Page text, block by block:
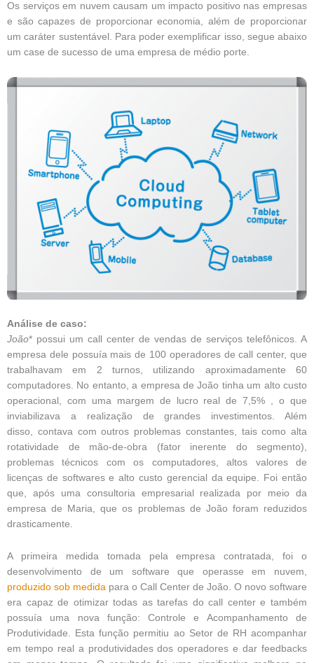
Os serviços em nuvem causam um impacto positivo nas empresas
e são capazes de proporcionar economia, além de proporcionar
um caráter sustentável. Para poder exemplificar isso, segue abaixo
um case de sucesso de uma empresa de médio porte.
Análise de caso:
João* possui um call center de vendas de serviços telefônicos. A
empresa dele possuía mais de 100 operadores de call center, que
trabalhavam em 2 turnos, utilizando aproximadamente 60
computadores. No entanto, a empresa de João tinha um alto custo
operacional, com uma margem de lucro real de 7,5% , o que
inviabilizava a realização de grandes investimentos. Além
disso, contava com outros problemas constantes, tais como alta
rotatividade de mão-de-obra (fator inerente do segmento),
problemas técnicos com os computadores, altos valores de
licenças de softwares e alto custo gerencial da equipe. Foi então
que, após uma consultoria empresarial realizada por meio da
empresa de Maria, que os problemas de João foram reduzidos
drasticamente.
A primeira medida tomada pela empresa contratada, foi o
desenvolvimento de um software que operasse em nuvem,
produzido sob medida para o Call Center de João. O novo software
era capaz de otimizar todas as tarefas do call center e também
possuía uma nova função: Controle e Acompanhamento de
Produtividade. Esta função permitiu ao Setor de RH acompanhar
em tempo real a produtividades dos operadores e dar feedbacks